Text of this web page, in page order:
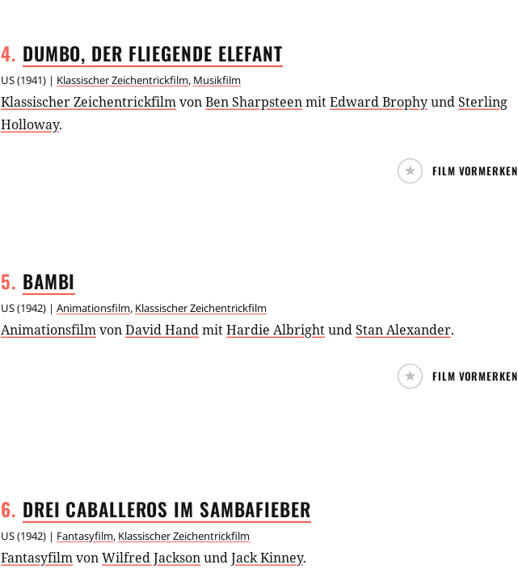
4. DUMBO, DER FLIEGENDE ELEFANT
US(1941) | Klassischer Zeichentrickfilm, Musikfilm
Klassischer ZeichentrickfilmvonBen SharpsteenmitEdward BrophyundSterling
Holloway.
FILM VORMERKEN
5. BAMBI
US(1942) | Animationsfilm, Klassischer Zeichentrickfilm
AnimationsfilmvonDavid HandmitHardie AlbrightundStan Alexander.
FILM VORMERKEN
6. DREI CABALLEROS IM SAMBAFIEBER
US(1942) | Fantasyfilm, Klassischer Zeichentrickfilm
FantasyfilmvonWilfred JacksonundJack Kinney.